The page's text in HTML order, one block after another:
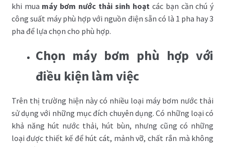
khi mua máy bơm nước thải sinh hoạt các bạn cần chú ý
công suất máy phù hợp với nguồn điện sẵn có là 1 pha hay 3
pha để lựa chọn cho phù hợp.
Chọn máy bơm phù hợp với
điều kiện làm việc
Trên thị trường hiện này có nhiều loại máy bơm nước thải
sử dụng với những mục đích chuyên dụng. Có những loại có
khả năng hút nước thải, hút bùn, nhưng cũng có những
loại được thiết kế để hút cát, mảnh vỡ, chất rắn mà không